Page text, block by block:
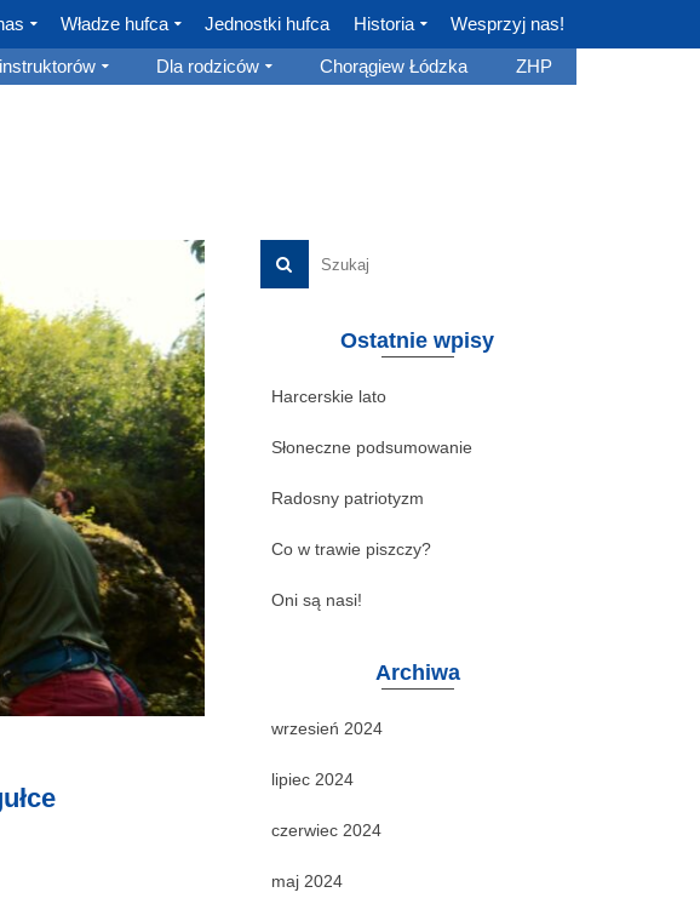
Władze hufca Jednostki hufca Historia Wesprzyj nas!
Dla rodziców Chorągiew Łódzka ZHP
Ostatnie wpisy
Harcerskie lato
Słoneczne podsumowanie
Radosny patriotyzm
Co w trawie piszczy?
Oni są nasi!
Archiwa
wrzesień 2024
lipiec 2024
czerwiec 2024
maj 2024